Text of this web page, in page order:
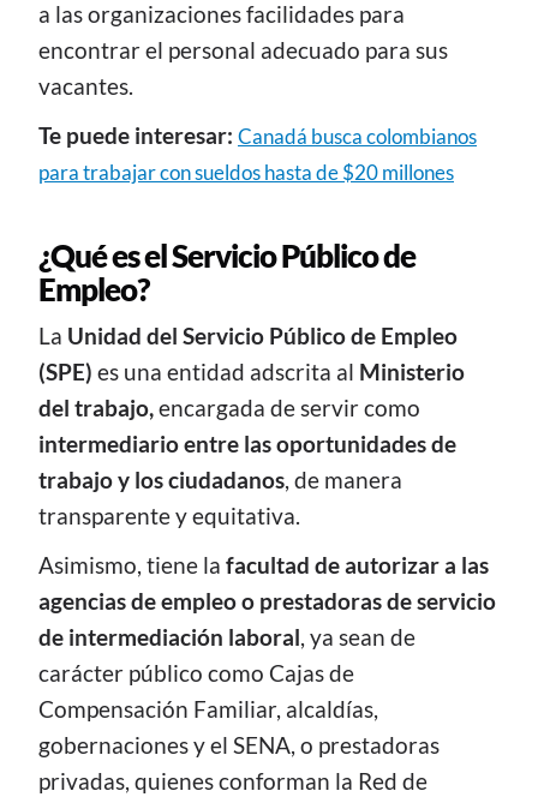
a las organizaciones facilidades para
encontrar el personal adecuado para sus
vacantes.
Te puede interesar: Canadá busca colombianos
para trabajar con sueldos hasta de $20 millones
¿Qué es el Servicio Público de
Empleo?
La Unidad del Servicio Público de Empleo
(SPE) es una entidad adscrita al Ministerio
del trabajo,encargada de servir como
intermediario entre las oportunidades de
trabajo y los ciudadanos, de manera
transparente y equitativa.
Asimismo, tiene la facultad de autorizar a las
agencias de empleo o prestadoras de servicio
de intermediación laboral, ya sean de
carácter público como Cajas de
Compensación Familiar, alcaldías,
gobernaciones y el SENA, o prestadoras
privadas, quienes conforman la Red de